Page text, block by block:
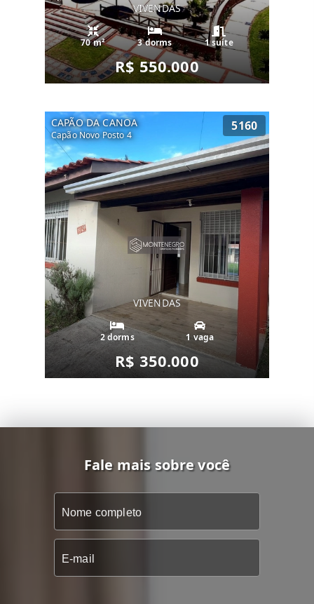
VIVENDAS
70 m² 3 dorms 1 suíte
R$ 550.000
CAPÃO DA CANOA
Capão Novo Posto 4
5160
VIVENDAS
2 dorms 1 vaga
R$ 350.000
Fale mais sobre você